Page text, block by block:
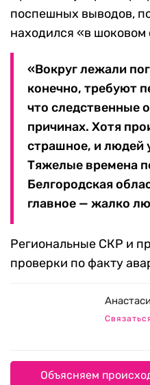
поспешных выводов,
находился «в шоковом
«Вокруг лежали
конечно, требуют
что следственные
причинах. Хотя
страшное, и людей
Тяжелые времена
Белгородская
главное — жалко
Региональные СКР и
проверки по факту
Объясняем